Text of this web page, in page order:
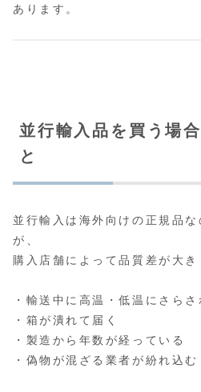
あります。
並行輸入品を買う場
と
並行輸入は海外向けの正規品
が、
購入店舗によって品質差が大き
・輸送中に高温・低温にさら
・箱が潰れて届く
・製造から年数が経っている
・偽物が混ざる業者が紛れ込む